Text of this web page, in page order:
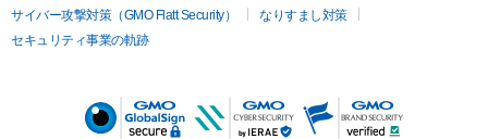
サイバー攻撃対策（GMO Flatt Security）
なりすまし対策
セキュリティ事業の軌跡